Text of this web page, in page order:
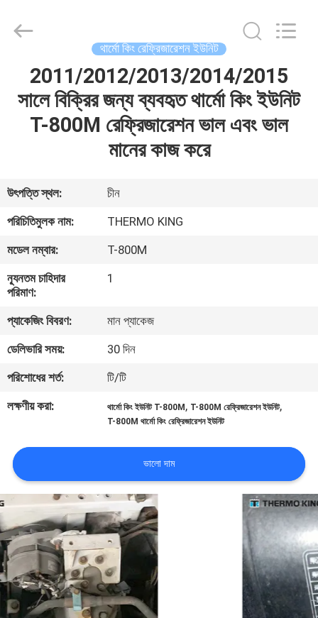
সম্বন্ধে
পরিদর্শন
গুণমান
নিয়ন্ত্রণ
আমাদের
সাথে
খবর
মামলা
সাইট
ম্যাপ
INDUSTRY
Reserved.
থার্মো কিং রেফ্রিজারেশন ইউনিট
2011/2012/2013/2014/2015
সালে বিক্রির জন্য ব্যবহৃত থার্মো কিং ইউনিট
T-800M রেফ্রিজারেশন ভাল এবং ভাল
মানের কাজ করে
উৎপত্তি স্থল:
চীন
পরিচিতিমুলক নাম:
THERMO KING
মডেল নম্বার:
T-800M
ন্যূনতম চাহিদার
পরিমাণ:
1
প্যাকেজিং বিবরণ:
মান প্যাকেজ
ডেলিভারি সময়:
30 দিন
পরিশোধের শর্ত:
টি/টি
লক্ষণীয় করা:
থার্মো কিং ইউনিট T-800M , T-800M রেফ্রিজারেশন ইউনিট,
T-800M থার্মো কিং রেফ্রিজারেশন ইউনিট
ভালো দাম